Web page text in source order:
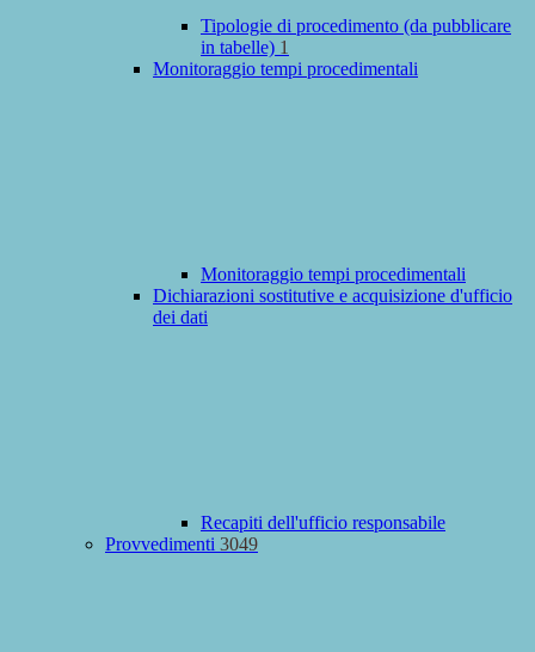
Tipologie di procedimento (da pubblicare
in tabelle) 1
Monitoraggio tempi procedimentali
Monitoraggio tempi procedimentali
Dichiarazioni sostitutive e acquisizione d'ufficio
dei dati
Recapiti dell'ufficio responsabile
Provvedimenti 3049